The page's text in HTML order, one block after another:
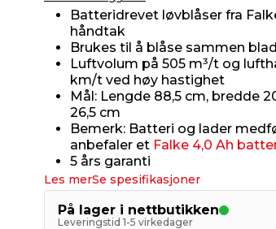
Batteridrevet løvblåser fra
håndtak
Brukes til å blåse sammen
Luftvolum på 505 m³/t og
km/t ved høy hastighet
Mål: Lengde 88,5 cm, bredde
26,5 cm
Bemerk: Batteri og lader
anbefaler et Falke 4,0 Ah
5 års garanti
Les merSe spesifikasjoner
På lager i nettbutikken
Leveringstid 1-5 virkedager